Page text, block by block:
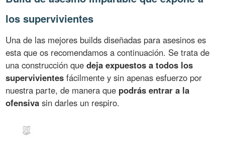
los supervivientes
Una de las mejores builds diseñadas para asesinos es
esta que os recomendamos a continuación. Se trata de
una construcción quedeja expuestos a todos los
supervivientes fácilmente y sin apenas esfuerzo por
nuestra parte, de manera que podrás entrar a la
ofensiva sin darles un respiro.